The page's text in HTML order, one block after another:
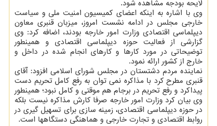
لایحه بودجه مشاهده شود.
وی با اشاره به اینکه اعضای کمیسیون امنیت ملی و سیاست
خارجی مجلس در ادامه نشست امروز، میزبان قنبری معاون
دیپلماسی اقتصادی وزارت امور خارجه بودند، اضافه کرد: وی
گزارشی از فعالیت حوزه دیپلماسی اقتصادی و همینطور
توضیحاتی در مورد کارها و کارهای انجام شده در داخل و
خارج از کشور ارائه نمود.
نماینده مردم دشتستان در مجلس شورای اسلامی افزود: آقای
قنبری مطرح کرد با مذاکره نمی توان به رفع کامل تحریم دست
پیداکرد و رفع تحریم در برجام هم موقتی و کامل نبود؛ همینطور
وی بیان کرد وزارت امور خارجه صرفا کارش مذاکره نیست بلکه
در حوزه دیپلماسی اقتصادی، زمینه سازی برای تسهیل گیری در
روابط اقتصادی و تجارت خارجی و هماهنگی دستگاهها است.